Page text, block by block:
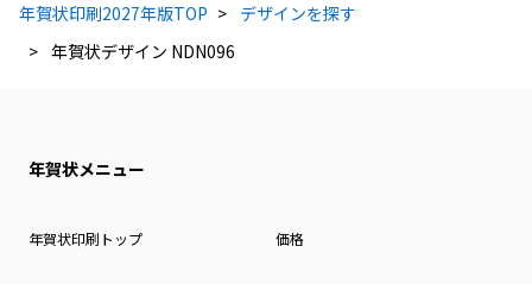
年賀状印刷2027年版TOP
デザインを探す
年賀状デザイン NDN096
年賀状メニュー
年賀状印刷トップ 価格